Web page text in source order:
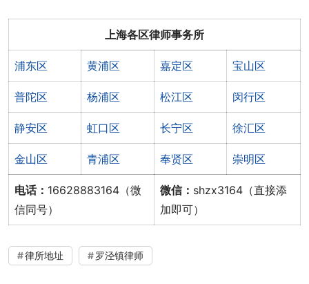
上海各区律师事务所
浦东区 黄浦区 嘉定区 宝山区
普陀区 杨浦区 松江区 闵行区
静安区 虹口区 长宁区 徐汇区
金山区 青浦区 奉贤区 崇明区
电话： 16628883164（微
信同号）
微信： shzx3164（直接添
加即可）
律所地址 罗泾镇律师